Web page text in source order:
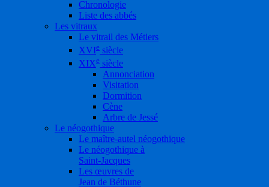
Chronologie
Liste des abbés
Les vitraux
Le vitrail des Métiers
XVIe siècle
XIXe siècle
Annonciation
Visitation
Dormition
Cène
Arbre de Jessé
Le néogothique
Le maître-autel néogothique
Le néogothique à
Saint-Jacques
Les œuvres de
Jean de Béthune